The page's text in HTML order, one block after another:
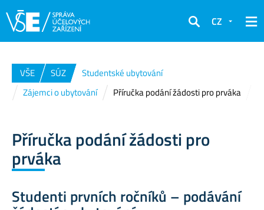
Hledat
CZ
VŠE SÚZ
Studentské ubytování
Zájemci o ubytování
Příručka podání žádosti pro prváka
Příručka podání žádosti pro
prváka
Studenti prvních ročníků – podávání